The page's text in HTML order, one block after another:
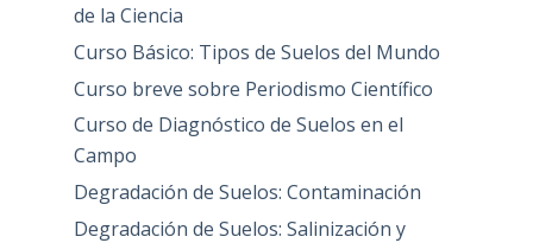
de la Ciencia
Curso Básico: Tipos de Suelos del Mundo
Curso breve sobre Periodismo Científico
Curso de Diagnóstico de Suelos en el
Campo
Degradación de Suelos: Contaminación
Degradación de Suelos: Salinización y